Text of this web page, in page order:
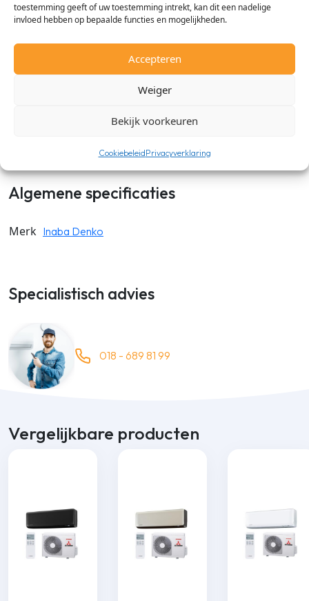
toestemming geeft of uw toestemming intrekt, kan dit een nadelige
invloed hebben op bepaalde functies en mogelijkheden.
Accepteren
Weiger
Bekijk voorkeuren
CookiebeleidPrivacyverklaring
de leidinggoot in elke gewenste bocht monteren. De Inaba
Denko SF flexiblele goten zijn gemaakt van duurzaam PVC en
zijn UV-A bestendig. Verkrijgbaar in de maten 77mm, 100mm
Algemene specificaties
Merk Inaba Denko
Specialistisch advies
018 - 689 81 99
Vergelijkbare producten